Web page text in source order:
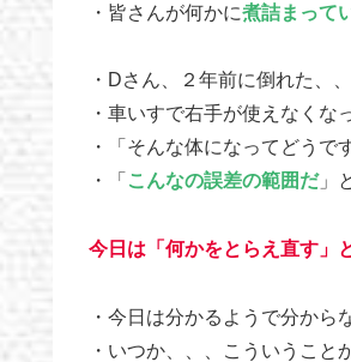
・皆さんが何かに煮詰まって
・Dさん、２年前に倒れた、
・車いすで右手が使えなくな
・「そんな体になってどうで
・「 こんなの誤差の範囲だ」
今日は「何かをとらえ直す」
・今日は分かるようで分から
・いつか、、、こういうこと